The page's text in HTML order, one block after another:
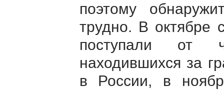
поэтому
трудно. В октябре
поступали от
находившихся за
в России, в